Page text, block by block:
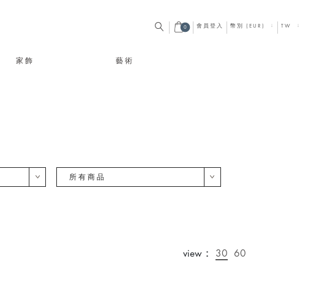
0 會員登入 幣別 (EUR) TW
家飾 藝術
所有商品
view： 30 60